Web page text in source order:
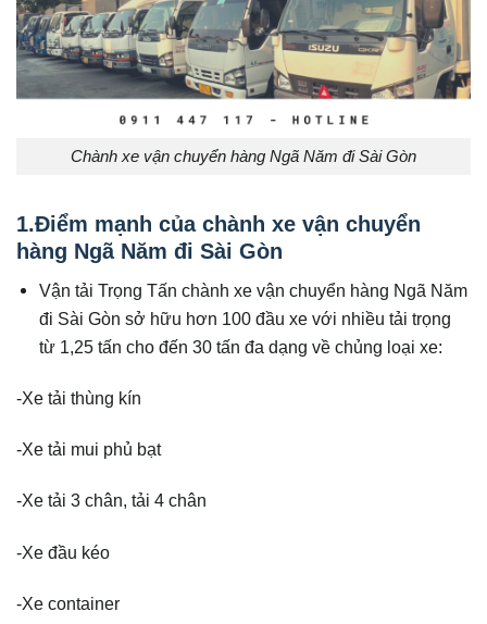
Chành xe vận chuyển hàng Ngã Năm đi Sài Gòn
1.Điểm mạnh của chành xe vận chuyển
hàng Ngã Năm đi Sài Gòn
Vận tải Trọng Tấn chành xe vận chuyển hàng Ngã Năm
đi Sài Gòn sở hữu hơn 100 đầu xe với nhiều tải trọng
từ 1,25 tấn cho đến 30 tấn đa dạng về chủng loại xe:
-Xe tải thùng kín
-Xe tải mui phủ bạt
-Xe tải 3 chân, tải 4 chân
-Xe đầu kéo
-Xe container